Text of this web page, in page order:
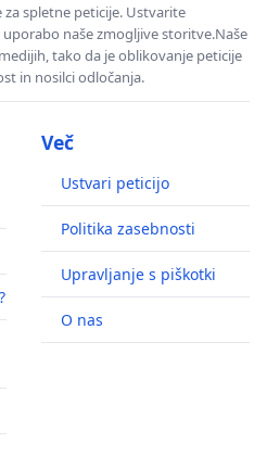
spletne peticije. Ustvarite
naše zmogljive storitve.Naše
tako da je oblikovanje peticije
in nosilci odločanja.
Več
Ustvari peticijo
Politika zasebnosti
Upravljanje s piškotki
O nas